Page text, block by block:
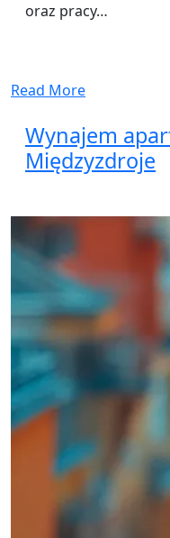
oraz pracy…
Read More
Wynajem
Międzyzdroje